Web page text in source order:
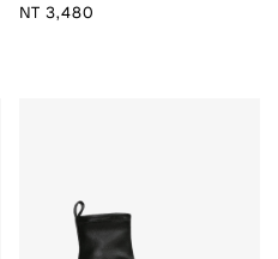
NT 3,480